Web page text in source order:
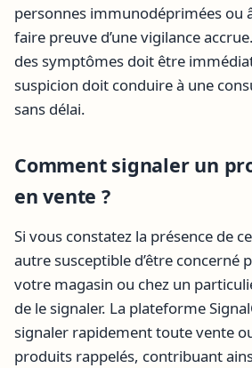
personnes immunodéprimées ou
faire preuve d’une vigilance
des symptômes doit être
suspicion doit conduire à une
sans délai.
Comment signaler un
en vente ?
Si vous constatez la présence de
autre susceptible d’être concerné
votre magasin ou chez un
de le signaler. La plateforme
signaler rapidement toute vente
produits rappelés, contribuant